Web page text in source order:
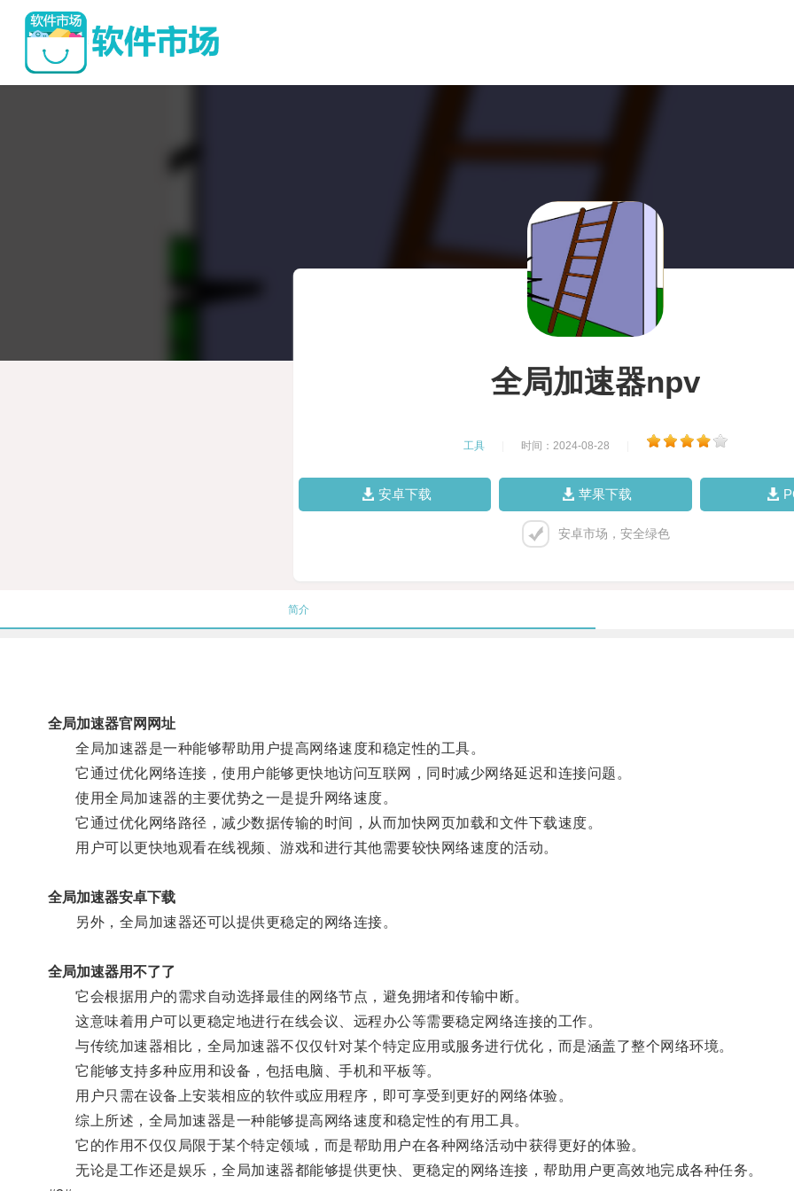
全局加速器npv
工具 时间：2024-08-28
安卓下载 苹果下载
安卓市场，安全绿色
简介
全局加速器官网网址
全局加速器是一种能够帮助用户提高网络速度和稳定性的工具。
它通过优化网络连接，使用户能够更快地访问互联网，同时减少网络延迟和连接问题。
使用全局加速器的主要优势之一是提升网络速度。
它通过优化网络路径，减少数据传输的时间，从而加快网页加载和文件下载速度。
用户可以更快地观看在线视频、游戏和进行其他需要较快网络速度的活动。
全局加速器安卓下载
另外，全局加速器还可以提供更稳定的网络连接。
全局加速器用不了了
它会根据用户的需求自动选择最佳的网络节点，避免拥堵和传输中断。
这意味着用户可以更稳定地进行在线会议、远程办公等需要稳定网络连接的工作。
与传统加速器相比，全局加速器不仅仅针对某个特定应用或服务进行优化，而是涵盖了整个网络环境。
它能够支持多种应用和设备，包括电脑、手机和平板等。
用户只需在设备上安装相应的软件或应用程序，即可享受到更好的网络体验。
综上所述，全局加速器是一种能够提高网络速度和稳定性的有用工具。
它的作用不仅仅局限于某个特定领域，而是帮助用户在各种网络活动中获得更好的体验。
无论是工作还是娱乐，全局加速器都能够提供更快、更稳定的网络连接，帮助用户更高效地完成各种任务。